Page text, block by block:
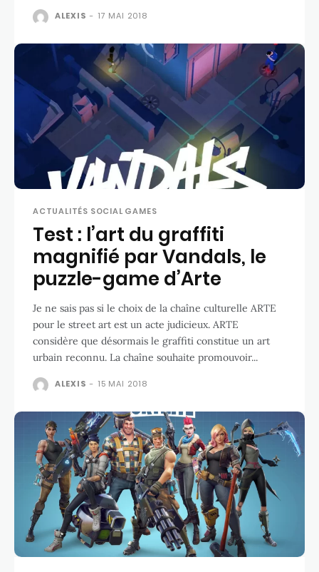
ALEXIS - 17 MAI 2018
ACTUALITÉS SOCIAL GAMES
Test : l’art du graffiti
magnifié par Vandals, le
puzzle-game d’Arte
Je ne sais pas si le choix de la chaîne culturelle ARTE
pour le street art est un acte judicieux. ARTE
considère que désormais le graffiti constitue un art
urbain reconnu. La chaîne souhaite promouvoir...
ALEXIS - 15 MAI 2018